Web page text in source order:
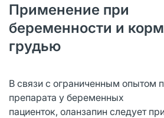
Применение при
беременности и
грудью
В связи с ограниченным опытом
препарата у беременных
пациенток, оланзапин следует